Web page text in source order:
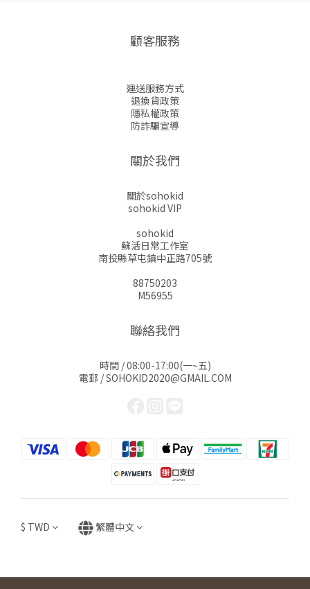
顧客服務
運送服務方式
退換貨政策
隱私權政策
防詐騙宣導
關於我們
關於sohokid
sohokid VIP
sohokid
蘇活日常工作室
南投縣草屯鎮中正路705號
88750203
M56955
聯絡我們
時間 / 08:00-17:00(一~五)
電郵 / SOHOKID2020@GMAIL.COM
$ TWD 繁體中文